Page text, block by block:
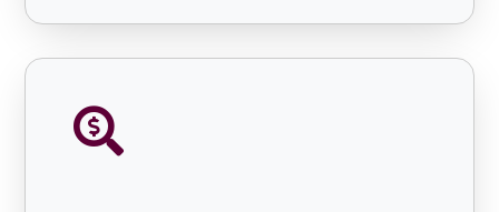
